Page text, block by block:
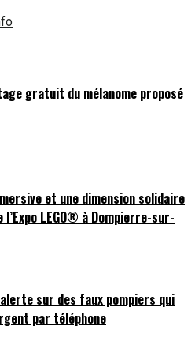
gratuit du mélanome proposé
et une dimension solidaire
LEGO® à Dompierre-sur-
alerte sur des faux pompiers qui
par téléphone